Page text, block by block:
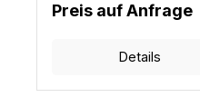
Preis auf Anfrage
Details